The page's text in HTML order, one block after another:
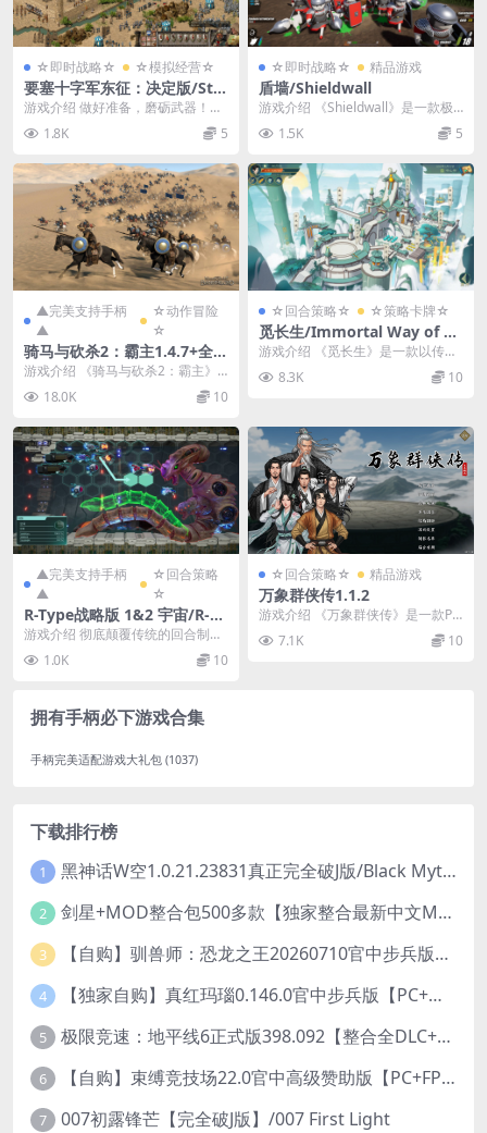
☆即时战略☆ ☆模拟经营☆
要塞十字军东征：决定版/Str
onghold Crusader: Definiti
游戏介绍 做好准备，磨砺武器！在
这款经典“城堡模拟”游戏的扩展重制
版中，围攻20...
1.8K 5
☆即时战略☆ 精品游戏
盾墙/Shieldwall
游戏介绍 《Shieldwall》是一款极
戏。你将在...
1.5K 5
▲完美支持手柄
▲
☆动作冒险
☆
骑马与砍杀2：霸主1.4.7+全D
LC/Mount & Blade II: Bann
游戏介绍 《骑马与砍杀2：霸主》
作为《骑马与砍杀》的延续，会将
中世纪的战争场景还...
18.0K 10
☆回合策略☆ ☆策略卡牌☆
觅长生/Immortal Way of Lif
e
游戏介绍 《觅长生》是一款以传统
道家文化与修真为题材的独立游
戏。游戏正处于抢先体...
8.3K 10
▲完美支持手柄
▲
☆回合策略
☆
R-Type战略版 1&2 宇宙/R-Ty
pe Tactics I • II Cosmos
游戏介绍 彻底颠覆传统的回合制战
术策略体验，尽在《R-Type Tactics
... 1.0K 10
☆回合策略☆ 精品游戏
万象群侠传1.1.2
游戏介绍 《万象群侠传》是一款PC
角色扮演类单机游戏。我们致力于
为玩家创造一个可...
7.1K 10
拥有手柄必下游戏合集
手柄完美适配游戏大礼包 (1037)
下载排行榜
1 黑神话W空1.0.21.23831真正完全破J版/Black Myth Wukong Ver1.0.21.23831
2 剑星+MOD整合包500多款【独家整合最新中文MOD管理器+可直连N网下载2000+MOD+集成CNS一键换肤】/Stellar Blade MOD Ver2026.5.18
3 【自购】驯兽师：恐龙之王20260710官中步兵版+全DLC【PC+安卓模拟器+3D大型生存SLG/动作冒险】/Tamer: King of Dinosaurs【19.6G】
4 【独家自购】真红玛瑙0.146.0官中步兵版【PC+安卓模拟器+ACT神作+存档+作弊】/纯净的红玛瑙/Pure Onyx【3.14G】
5 极限竞速：地平线6正式版398.092【整合全DLC+614辆车存档】/Forza Horizon 6
6 【自购】束缚竞技场22.0官中高级赞助版【PC+FPS枪战射击/ACT动作/捏人/团队】/Bondage Arena Premium【43.7G】
7 007初露锋芒【完全破J版】/007 First Light